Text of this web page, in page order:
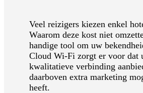
Veel reizigers kiezen enkel
Waarom deze kost niet
handige tool om uw
Cloud Wi-Fi zorgt er voor dat
kwalitatieve verbinding
daarboven extra marketing
heeft.